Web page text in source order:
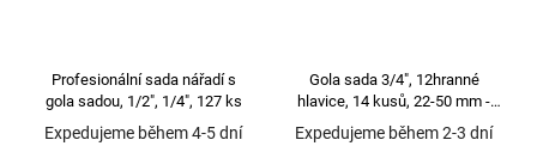
Profesionální sada nářadí s
gola sadou, 1/2", 1/4", 127 ks
Expedujeme během 4-5 dní
Gola sada 3/4", 12hranné
hlavice, 14 kusů, 22-50 mm -
JONNESWAY S04H6315S
Expedujeme během 2-3 dní